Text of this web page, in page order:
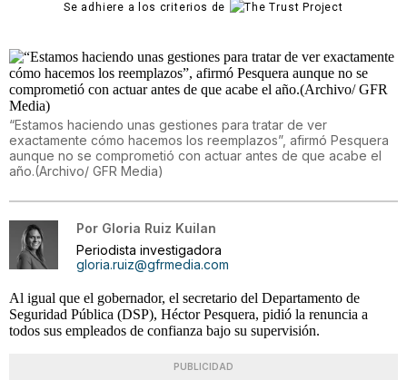
Se adhiere a los criterios de
“Estamos haciendo unas gestiones para tratar de ver
exactamente cómo hacemos los reemplazos”, afirmó Pesquera
aunque no se comprometió con actuar antes de que acabe el
año.(Archivo/ GFR Media)
Por Gloria Ruiz Kuilan
Periodista investigadora
gloria.ruiz@gfrmedia.com
Al igual que el gobernador, el secretario del Departamento de
Seguridad Pública (DSP), Héctor Pesquera, pidió la renuncia a
todos sus empleados de confianza bajo su supervisión.
PUBLICIDAD